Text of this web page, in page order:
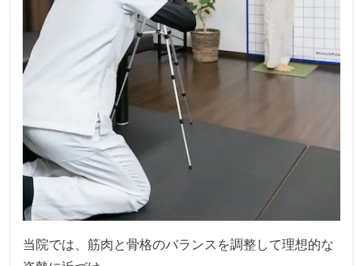
当院では、筋肉と骨格のバランスを調整して理想的な